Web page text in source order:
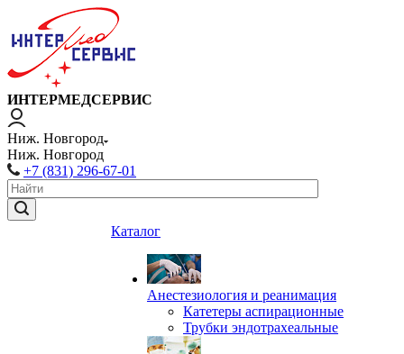
ИНТЕРМЕДСЕРВИС
Ниж. Новгород
Ниж. Новгород
+7 (831) 296-67-01
Каталог
Анестезиология и реанимация
Катетеры аспирационные
Трубки эндотрахеальные